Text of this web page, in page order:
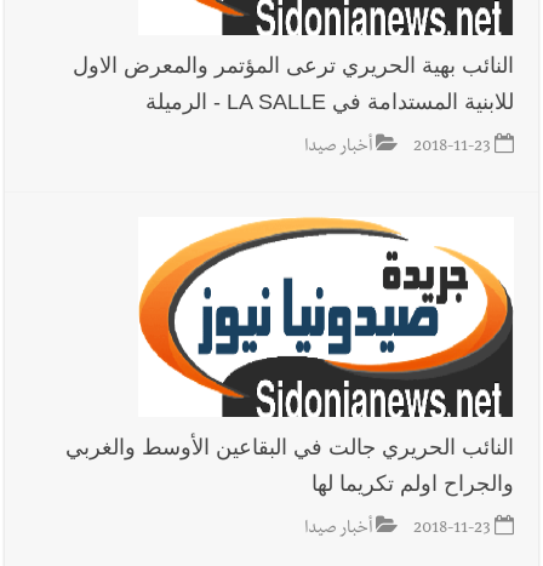
النائب بهية الحريري ترعى المؤتمر والمعرض الاول
للابنية المستدامة في LA SALLE - الرميلة
2018-11-23 أخبار صيدا
النائب الحريري جالت في البقاعين الأوسط والغربي
والجراح اولم تكريما لها
2018-11-23 أخبار صيدا